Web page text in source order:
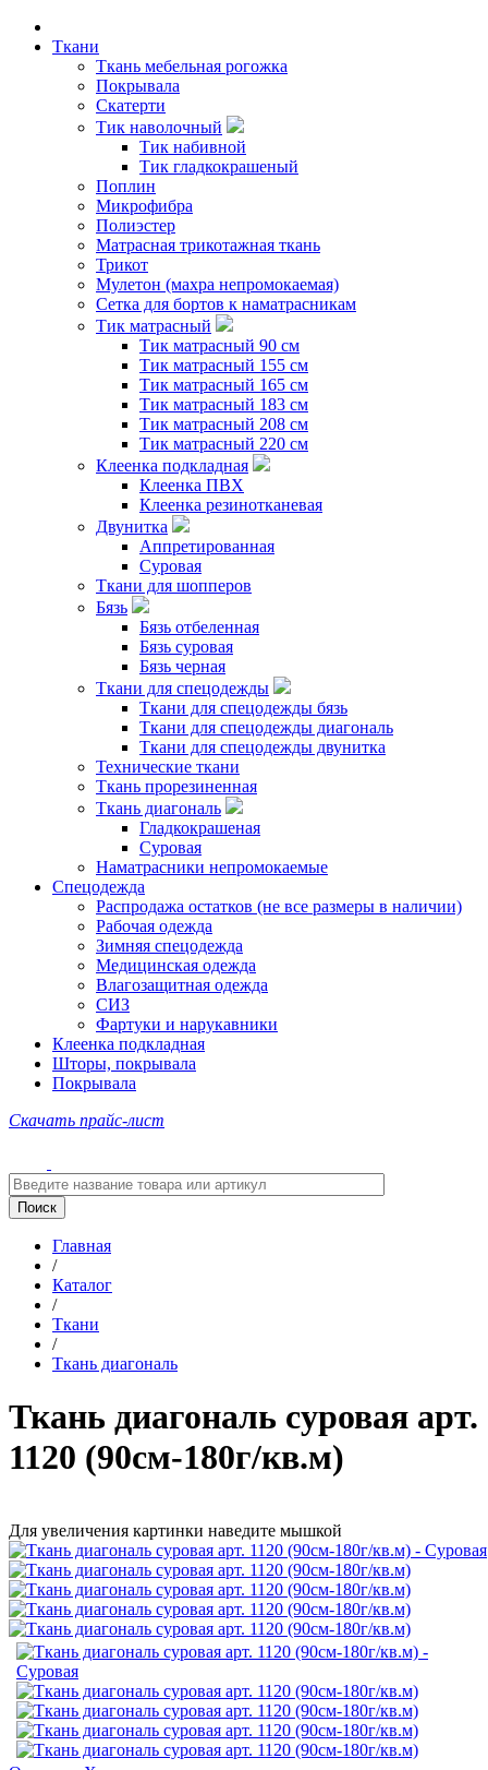
Ткани
Ткань мебельная рогожка
Покрывала
Скатерти
Тик наволочный
Тик набивной
Тик гладкокрашеный
Поплин
Микрофибра
Полиэстер
Матрасная трикотажная ткань
Трикот
Мулетон (махра непромокаемая)
Сетка для бортов к наматрасникам
Тик матрасный
Тик матрасный 90 см
Тик матрасный 155 см
Тик матрасный 165 см
Тик матрасный 183 см
Тик матрасный 208 см
Тик матрасный 220 см
Клеенка подкладная
Клеенка ПВХ
Клеенка резинотканевая
Двунитка
Аппретированная
Суровая
Ткани для шопперов
Бязь
Бязь отбеленная
Бязь суровая
Бязь черная
Ткани для спецодежды
Ткани для спецодежды бязь
Ткани для спецодежды диагональ
Ткани для спецодежды двунитка
Технические ткани
Ткань прорезиненная
Ткань диагональ
Гладкокрашеная
Суровая
Наматрасники непромокаемые
Спецодежда
Распродажа остатков (не все размеры в наличии)
Рабочая одежда
Зимняя спецодежда
Медицинская одежда
Влагозащитная одежда
СИЗ
Фартуки и нарукавники
Клеенка подкладная
Шторы, покрывала
Покрывала
Скачать прайс-лист
Главная
/
Каталог
/
Ткани
/
Ткань диагональ
Ткань диагональ суровая арт.
1120 (90см-180г/кв.м)
Для увеличения картинки наведите мышкой